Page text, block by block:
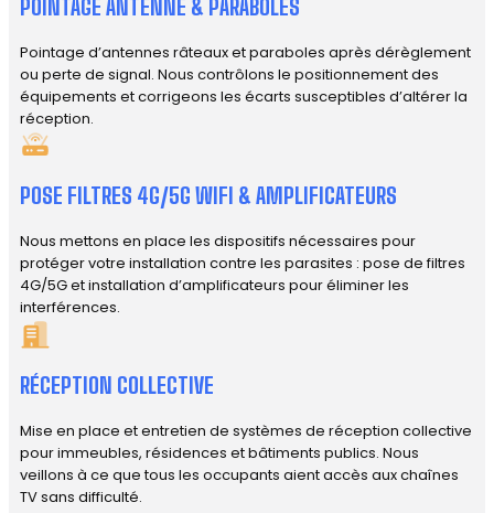
POINTAGE ANTENNE & PARABOLES
Pointage d’antennes râteaux et paraboles après dérèglement
ou perte de signal. Nous contrôlons le positionnement des
équipements et corrigeons les écarts susceptibles d’altérer la
réception.
POSE FILTRES 4G/5G WIFI & AMPLIFICATEURS
Nous mettons en place les dispositifs nécessaires pour
protéger votre installation contre les parasites : pose de filtres
4G/5G et installation d’amplificateurs pour éliminer les
interférences.
RÉCEPTION COLLECTIVE
Mise en place et entretien de systèmes de réception collective
pour immeubles, résidences et bâtiments publics. Nous
veillons à ce que tous les occupants aient accès aux chaînes
TV sans difficulté.